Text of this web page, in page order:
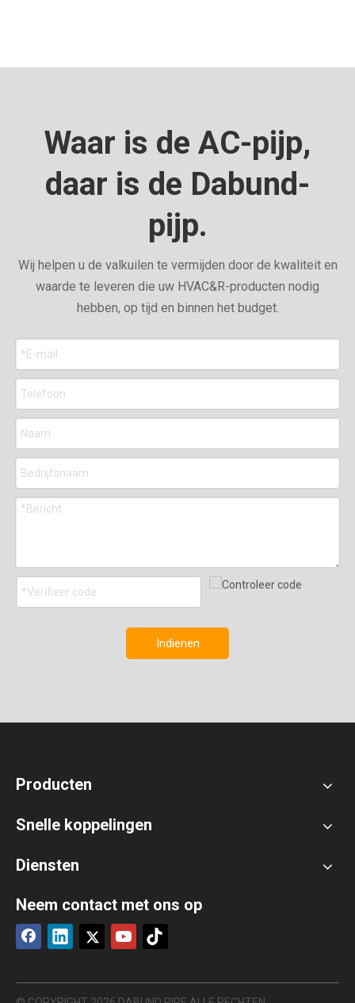
Waar is de AC-pijp,
daar is de Dabund-
pijp.
Wij helpen u de valkuilen te vermijden door de kwaliteit en
waarde te leveren die uw HVAC&R-producten nodig
hebben, op tijd en binnen het budget.
Indienen
Producten
Snelle koppelingen
Diensten
Neem contact met ons op